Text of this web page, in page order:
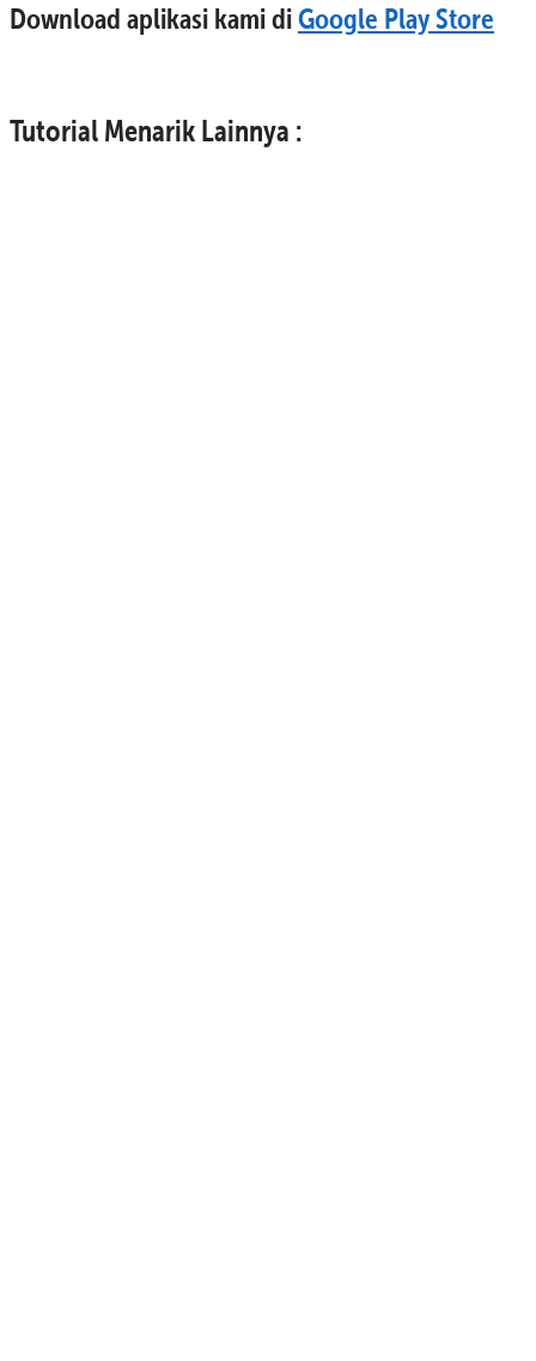
Download aplikasi kami diGoogle Play Store
Tutorial Menarik Lainnya :